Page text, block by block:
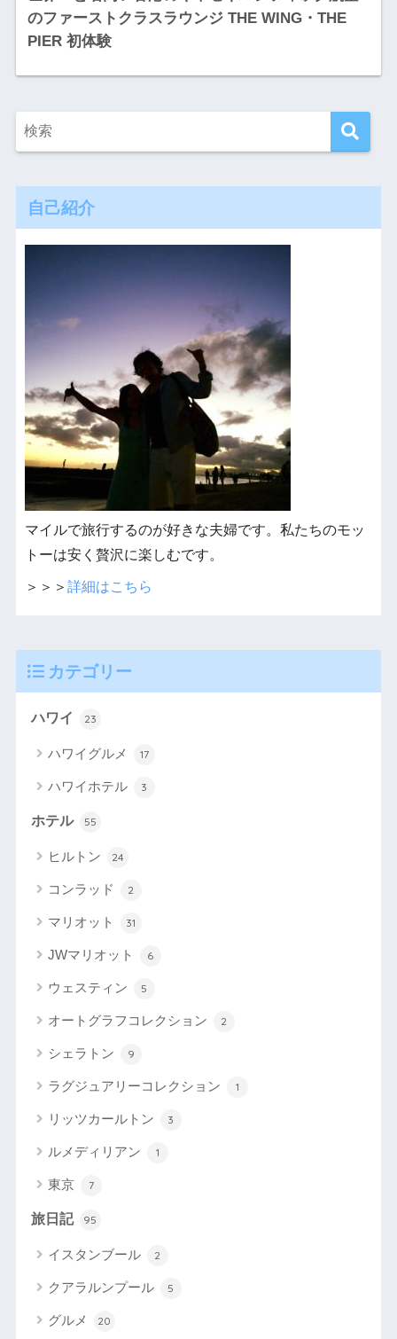
のファーストクラスラウンジ THE WING・THE
PIER 初体験
自己紹介
マイルで旅行するのが好きな夫婦です。私たちのモッ
トーは安く贅沢に楽しむです。
＞＞＞ 詳細はこちら
カテゴリー
ハワイ 23
ハワイグルメ 17
ハワイホテル 3
ホテル 55
ヒルトン 24
コンラッド 2
マリオット 31
JWマリオット 6
ウェスティン 5
オートグラフコレクション 2
シェラトン 9
ラグジュアリーコレクション 1
リッツカールトン 3
ルメディリアン 1
東京 7
旅日記 95
イスタンブール 2
クアラルンプール 5
グルメ 20